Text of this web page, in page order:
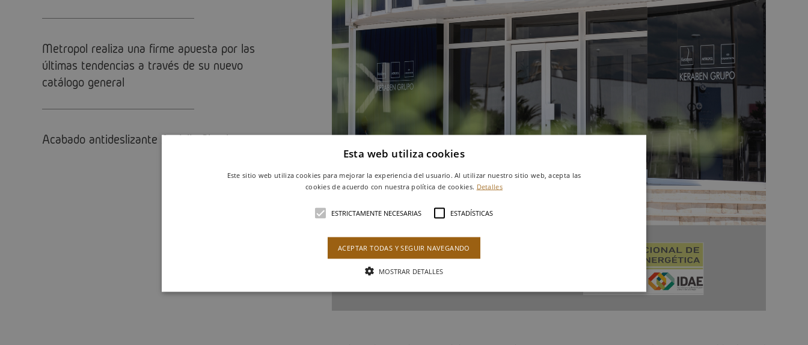
Metropol realiza una firme apuesta por las
últimas tendencias a través de su nuevo
catálogo general
Acabado antideslizante Antislip Shoeless
Esta web utiliza cookies
Este sitio web utiliza cookies para mejorar la experiencia del usuario. Al utilizar nuestro sitio web, acepta las
cookies de acuerdo con nuestra política de cookies. Detalles
ESTRICTAMENTE NECESARIAS ESTADÍSTICAS
ACEPTAR TODAS Y SEGUIR NAVEGANDO
MOSTRAR DETALLES